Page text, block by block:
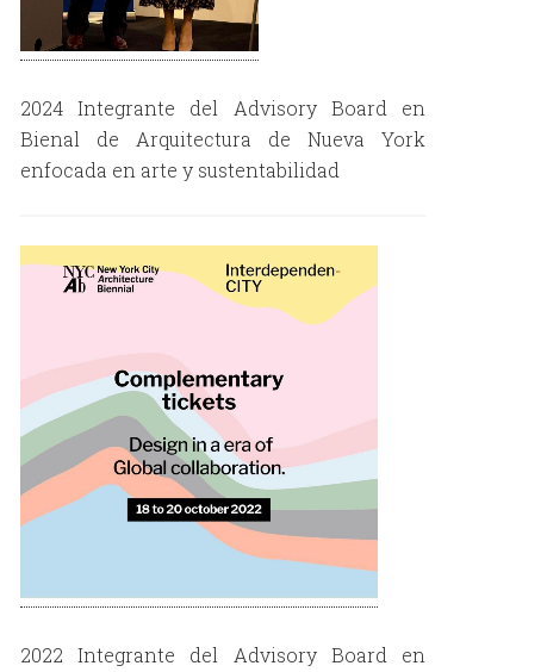
2024 Integrante del Advisory Board en
Bienal de Arquitectura de Nueva York
enfocada en arte y sustentabilidad
2022 Integrante del Advisory Board en